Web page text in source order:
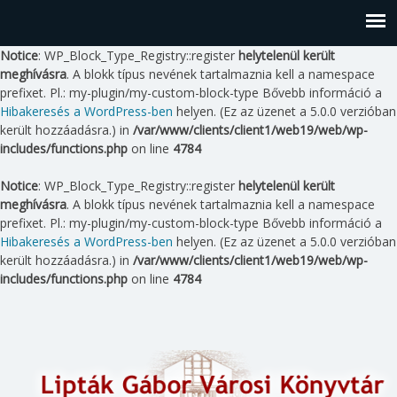
Notice: WP_Block_Type_Registry::register helytelenül került
meghívásra. A blokk típus nevének tartalmaznia kell a namespace
prefixet. Pl.: my-plugin/my-custom-block-type Bővebb információ a
Hibakeresés a WordPress-ben helyen. (Ez az üzenet a 5.0.0 verzióban
került hozzáadásra.) in /var/www/clients/client1/web19/web/wp-
includes/functions.php on line 4784
Notice: WP_Block_Type_Registry::register helytelenül került
meghívásra. A blokk típus nevének tartalmaznia kell a namespace
prefixet. Pl.: my-plugin/my-custom-block-type Bővebb információ a
Hibakeresés a WordPress-ben helyen. (Ez az üzenet a 5.0.0 verzióban
került hozzáadásra.) in /var/www/clients/client1/web19/web/wp-
includes/functions.php on line 4784